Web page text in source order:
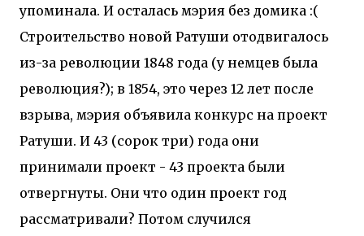
упоминала. И осталась мэрия без домика :(
Строительство новой Ратуши отодвигалось
из-за революции 1848 года (у немцев была
революция?); в 1854, это через 12 лет после
взрыва, мэрия объявила конкурс на проект
Ратуши. И 43 (сорок три) года они
принимали проект - 43 проекта были
отвергнуты. Они что один проект год
рассматривали? Потом случился